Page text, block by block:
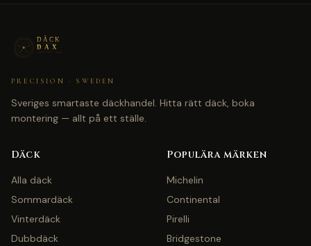
PRECISION · SWEDEN
Sveriges smartaste däckhandel. Hitta rätt däck, boka
montering — allt på ett ställe.
Däck
Alla däck
Sommardäck
Vinterdäck
Dubbdäck
Populära märken
Michelin
Continental
Pirelli
Bridgestone